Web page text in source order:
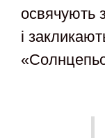
освячують
і